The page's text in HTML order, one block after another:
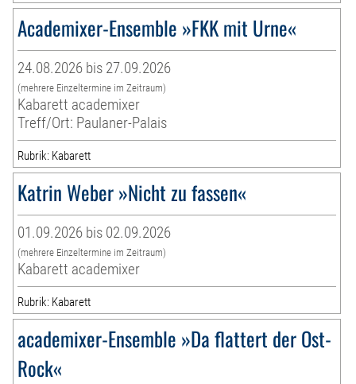
Academixer-Ensemble »FKK mit Urne«
24.08.2026 bis 27.09.2026
(mehrere Einzeltermine im Zeitraum)
Kabarett academixer
Treff/Ort: Paulaner-Palais
Rubrik: Kabarett
Katrin Weber »Nicht zu fassen«
01.09.2026 bis 02.09.2026
(mehrere Einzeltermine im Zeitraum)
Kabarett academixer
Rubrik: Kabarett
academixer-Ensemble »Da flattert der Ost-
Rock«